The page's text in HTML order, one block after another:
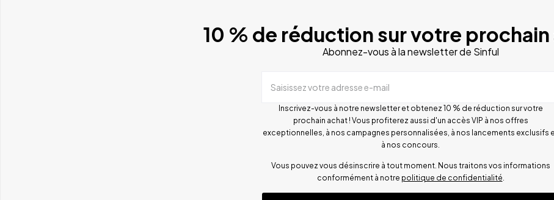
10 % de réduction sur votre prochain
Abonnez-vous à la newsletter de Sinful
Saisissez votre adresse e-mail
Inscrivez-vous à notre newsletter et obtenez 10 % de réduction sur votre
prochain achat ! Vous profiterez aussi d'un accès VIP à nos offres
exceptionnelles, à nos campagnes personnalisées, à nos lancements exclusifs
à nos concours.
Vous pouvez vous désinscrire à tout moment. Nous traitons vos informations
conformément à notre politique de confidentialité